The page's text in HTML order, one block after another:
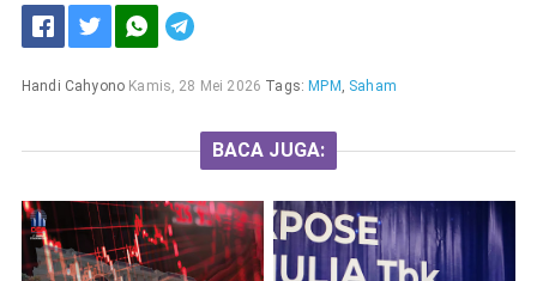
Handi Cahyono Kamis, 28 Mei 2026 Tags: MPM , Saham
BACA JUGA: